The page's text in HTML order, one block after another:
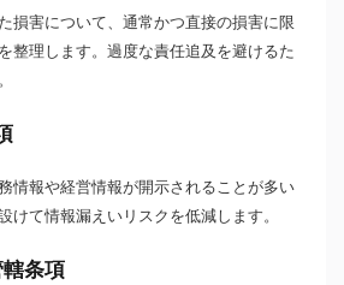
損害について、通常かつ直接の損害に限
整理します。過度な責任追及を避けるた
情報や経営情報が開示されることが多い
けて情報漏えいリスクを低減します。
条項